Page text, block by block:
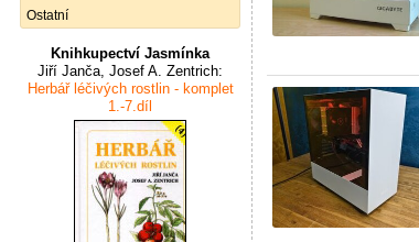
Ostatní
Knihkupectví Jasmínka
Jiří Janča, Josef A. Zentrich:
Herbář léčivých rostlin - komplet
1.-7.díl